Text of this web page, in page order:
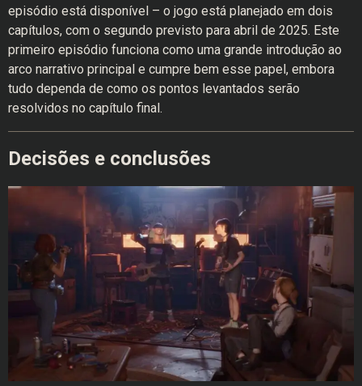
episódio está disponível – o jogo está planejado em dois
capítulos, com o segundo previsto para abril de 2025. Este
primeiro episódio funciona como uma grande introdução ao
arco narrativo principal e cumpre bem esse papel, embora
tudo dependa de como os pontos levantados serão
resolvidos no capítulo final.
Decisões e conclusões